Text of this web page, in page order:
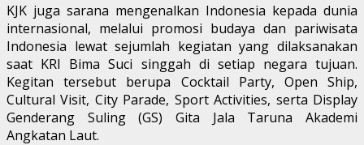
KJK juga sarana mengenalkan Indonesia kepada dunia
internasional, melalui promosi budaya dan pariwisata
Indonesia lewat sejumlah kegiatan yang dilaksanakan
saat KRI Bima Suci singgah di setiap negara tujuan.
Kegitan tersebut berupa Cocktail Party, Open Ship,
Cultural Visit, City Parade, Sport Activities, serta Display
Genderang Suling (GS) Gita Jala Taruna Akademi
Angkatan Laut.